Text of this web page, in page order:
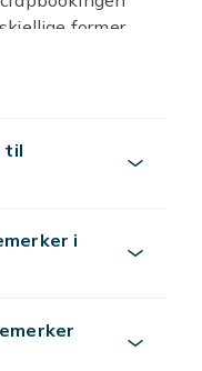
former
motiver og
Bla gjerne
og finn et kupp
få litt
kan du
til
i